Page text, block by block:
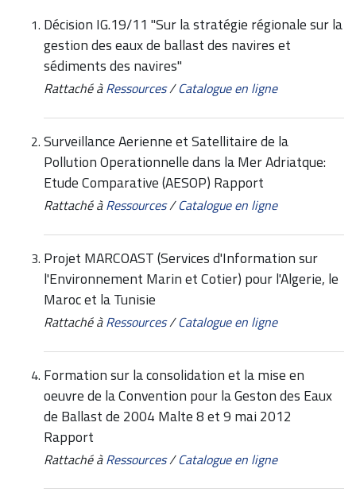
Décision IG.19/11 "Sur la stratégie régionale sur la
gestion des eaux de ballast des navires et
sédiments des navires"
Rattaché à Ressources/Catalogue en ligne
Surveillance Aerienne et Satellitaire de la
Pollution Operationnelle dans la Mer Adriatque:
Etude Comparative (AESOP) Rapport
Rattaché à Ressources/Catalogue en ligne
Projet MARCOAST (Services d'Information sur
l'Environnement Marin et Cotier) pour l'Algerie, le
Maroc et la Tunisie
Rattaché à Ressources/Catalogue en ligne
Formation sur la consolidation et la mise en
oeuvre de la Convention pour la Geston des Eaux
de Ballast de 2004 Malte 8 et 9 mai 2012
Rapport
Rattaché à Ressources/Catalogue en ligne